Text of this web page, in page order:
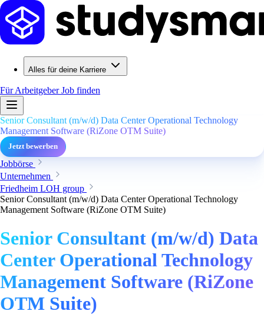
Alles für deine Karriere
Für ArbeitgeberJob finden
Senior Consultant (m/w/d) Data Center Operational Technology
Management Software (RiZone OTM Suite)
Jetzt bewerben
Jobbörse
Unternehmen
Friedheim LOH group
Senior Consultant (m/w/d) Data Center Operational Technology
Management Software (RiZone OTM Suite)
Senior Consultant (m/w/d) Data
Center Operational Technology
Management Software (RiZone
OTM Suite)